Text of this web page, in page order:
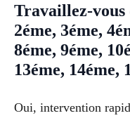
Travaillez-vous
2éme, 3éme,
8éme, 9éme,
13éme, 14éme,
Oui, intervention